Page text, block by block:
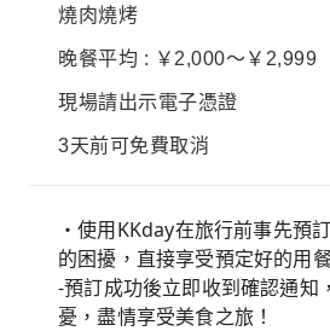
燒肉燒烤
晚餐平均 : ￥2,000～￥2,999
現場請出示電子憑證
3天前可免費取消
・使用KKday在旅行前事先預
的困擾，直接享受預定好的用
-預訂成功後立即收到確認通知
憂，盡情享受美食之旅！